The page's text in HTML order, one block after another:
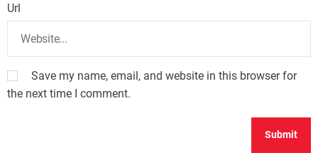
Url
Save my name, email, and website in this browser for
the next time I comment.